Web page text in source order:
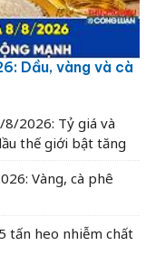
Dầu, vàng và cà
2026: Tỷ giá và
thế giới bật tăng
Vàng, cà phê
tấn heo nhiễm chất